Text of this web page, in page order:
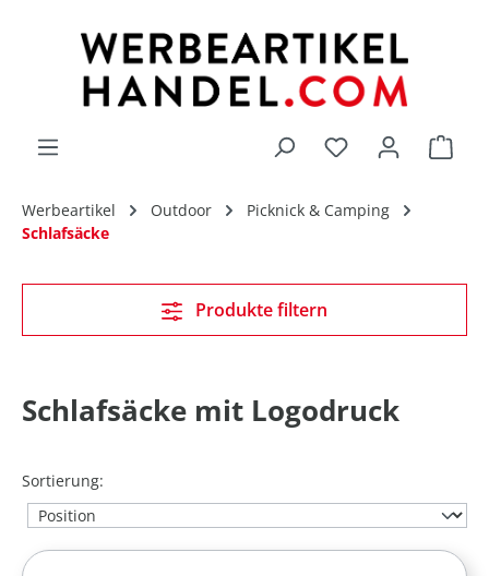
Du hast 0
Werbeartikel Outdoor
Picknick & Camping
Schlafsäcke
Schlafsäcke mit Logodruck
Sortierung:
Produkte filtern